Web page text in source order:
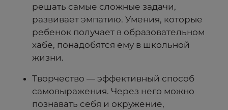
решать самые сложные задачи,
развивает эмпатию. Умения, которые
ребенок получает в образовательном
хабе, понадобятся ему в школьной
жизни. ‍
Творчество — эффективный способ
самовыражения. Через него можно
познавать себя и окружение,